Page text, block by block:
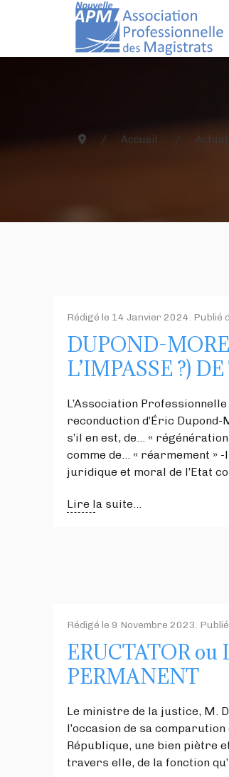
Accueil
Rédigé le 14 Janvier 2024. Publié
DUPOND-
L’IMPASSE ?)
L’Association
reconduction d’Éric
s’il en est, de… «
comme de… « réarmement »
juridique et moral de l’Etat
Lire la suite...
Rédigé le 9 Novembre 2023.
ERUCTATOR ou
PERMANENT
Le ministre de la justice, M.
l’occasion de sa
République, une bien piètre
travers elle, de la fonction